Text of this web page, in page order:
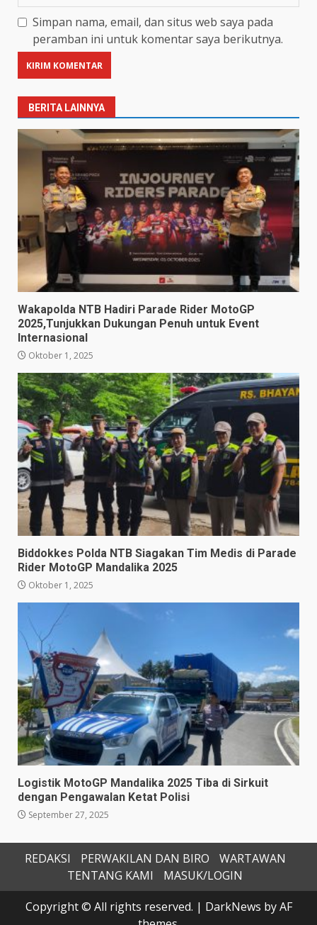
Simpan nama, email, dan situs web saya pada
peramban ini untuk komentar saya berikutnya.
BERITA LAINNYA
Wakapolda NTB Hadiri Parade Rider MotoGP
2025,Tunjukkan Dukungan Penuh untuk Event
Internasional
Oktober 1, 2025
Biddokkes Polda NTB Siagakan Tim Medis di Parade
Rider MotoGP Mandalika 2025
Oktober 1, 2025
Logistik MotoGP Mandalika 2025 Tiba di Sirkuit
dengan Pengawalan Ketat Polisi
September 27, 2025
REDAKSI PERWAKILAN DAN BIRO
WARTAWAN
TENTANG KAMI
MASUK/LOGIN
Copyright © All rights reserved. | DarkNews by AF